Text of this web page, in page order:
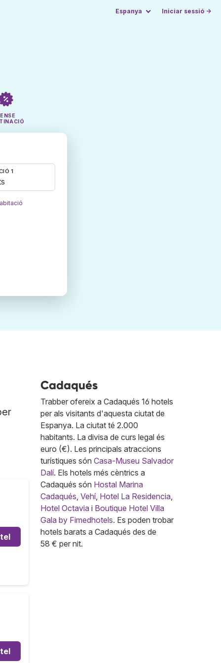
Espanya Iniciar sessió →
1
Cadaqués
Trabber ofereix a Cadaqués 16 hotels
per als visitants d'aquesta ciutat de
Espanya. La ciutat té 2.000
habitants. La divisa de curs legal és
euro (€). Les principals atraccions
turístiques són Casa-Museu Salvador
Dalí. Els hotels més cèntrics a
Cadaqués són Hostal Marina
Cadaqués, Vehí, Hotel La Residencia,
Hotel Octavia i Boutique Hotel Villa
Gala by Fimedhotels. Es poden trobar
hotels barats a Cadaqués des de
58 € per nit.